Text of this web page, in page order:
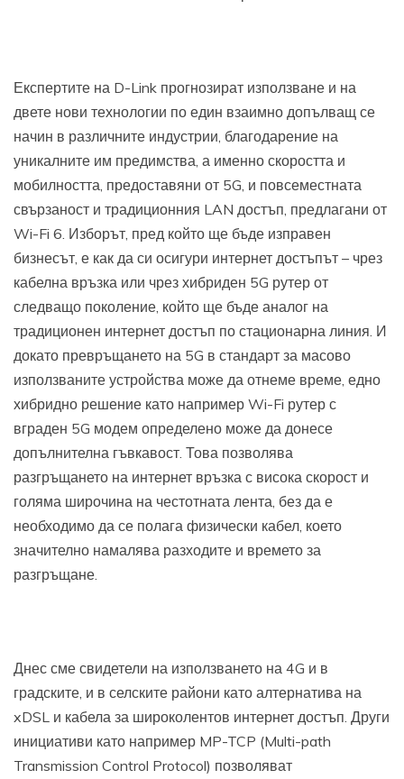
Експертите на D-Link прогнозират използване и на
двете нови технологии по един взаимно допълващ се
начин в различните индустрии, благодарение на
уникалните им предимства, а именно скоростта и
мобилността, предоставяни от 5G, и повсеместната
свързаност и традиционния LAN достъп, предлагани от
Wi-Fi 6. Изборът, пред който ще бъде изправен
бизнесът, е как да си осигури интернет достъпът – чрез
кабелна връзка или чрез хибриден 5G рутер от
следващо поколение, който ще бъде аналог на
традиционен интернет достъп по стационарна линия. И
докато превръщането на 5G в стандарт за масово
използваните устройства може да отнеме време, едно
хибридно решение като например Wi-Fi рутер с
вграден 5G модем определено може да донесе
допълнителна гъвкавост. Това позволява
разгръщането на интернет връзка с висока скорост и
голяма широчина на честотната лента, без да е
необходимо да се полага физически кабел, което
значително намалява разходите и времето за
разгръщане.
Днес сме свидетели на използването на 4G и в
градските, и в селските райони като алтернатива на
xDSL и кабела за широколентов интернет достъп. Други
инициативи като например MP-TCP (Multi-path
Transmission Control Protocol) позволяват